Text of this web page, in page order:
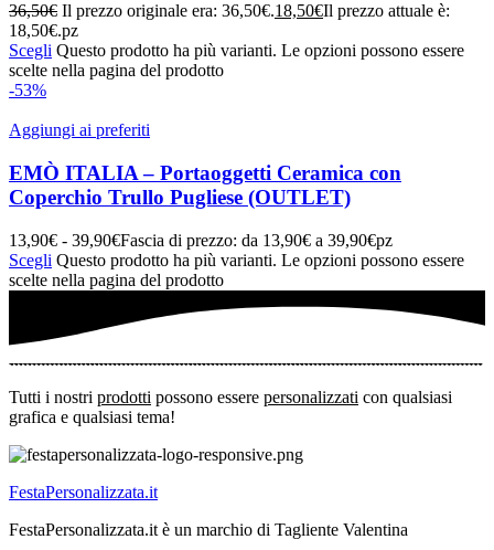
36,50€ Il prezzo originale era: 36,50€.18,50€Il prezzo attuale è:
18,50€.pz
Scegli Questo prodotto ha più varianti. Le opzioni possono essere
scelte nella pagina del prodotto
-53%
Aggiungi ai preferiti
EMÒ ITALIA – Portaoggetti Ceramica con
Coperchio Trullo Pugliese (OUTLET)
13,90€ - 39,90€Fascia di prezzo: da 13,90€ a 39,90€pz
Scegli Questo prodotto ha più varianti. Le opzioni possono essere
scelte nella pagina del prodotto
Tutti i nostri prodotti possono essere personalizzati con qualsiasi
grafica e qualsiasi tema!
FestaPersonalizzata.it
FestaPersonalizzata.it è un marchio di Tagliente Valentina